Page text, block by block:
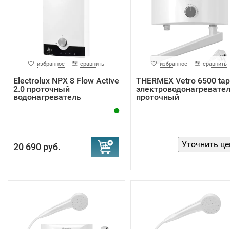
избранное сравнить
Electrolux NPX 8 Flow Active
2.0 проточный
водонагреватель
20 690 руб.
избранное сравнить
THERMEX Vetro 6500 tap
проточный